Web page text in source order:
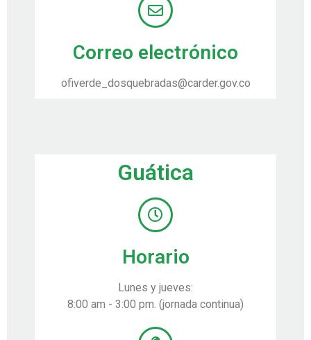
Correo electrónico
ofiverde_dosquebradas@carder.gov.co
Guática
Horario
Lunes y jueves:
8:00 am - 3:00 pm. (jornada continua)